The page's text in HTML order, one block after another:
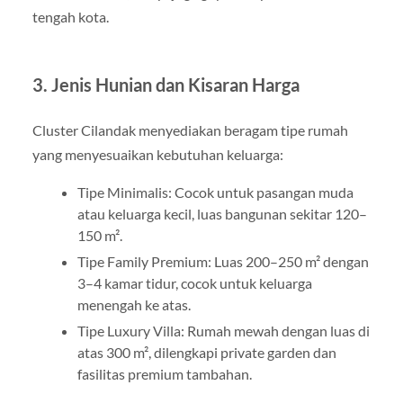
tengah kota.
3. Jenis Hunian dan Kisaran Harga
Cluster Cilandak menyediakan beragam tipe rumah
yang menyesuaikan kebutuhan keluarga:
Tipe Minimalis: Cocok untuk pasangan muda
atau keluarga kecil, luas bangunan sekitar 120–
150 m².
Tipe Family Premium: Luas 200–250 m² dengan
3–4 kamar tidur, cocok untuk keluarga
menengah ke atas.
Tipe Luxury Villa: Rumah mewah dengan luas di
atas 300 m², dilengkapi private garden dan
fasilitas premium tambahan.